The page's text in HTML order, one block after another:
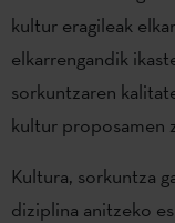
kultur eragileak
elkarrengandik
sorkuntzaren
kultur proposamen
Kultura, sorkuntza
diziplina anitzeko